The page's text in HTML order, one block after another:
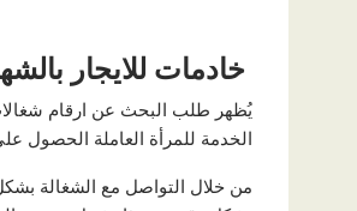
خادمات للايجار
يُظهر طلب البحث عن ارقام شغالات
الخدمة للمرأة العاملة
من خلال التواصل مع الشغالة